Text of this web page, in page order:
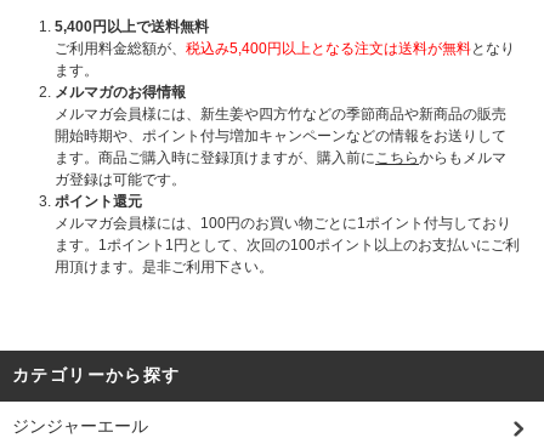
5,400円以上で送料無料
ご利用料金総額が、 税込み5,400円以上となる注文は送料が無料となり
ます。
メルマガのお得情報
メルマガ会員様には、新生姜や四方竹などの季節商品や新商品の販売
開始時期や、ポイント付与増加キャンペーンなどの情報をお送りして
ます。商品ご購入時に登録頂けますが、購入前に こちらからもメルマ
ガ登録は可能です。
ポイント還元
メルマガ会員様には、100円のお買い物ごとに1ポイント付与しており
ます。1ポイント1円として、次回の100ポイント以上のお支払いにご利
用頂けます。是非ご利用下さい。
カテゴリーから探す
ジンジャーエール